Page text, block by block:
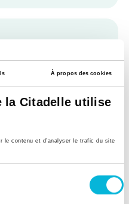
À propos des cookies
la Citadelle utilise
le contenu et d’analyser le trafic du site
vous au centre
La Chapelle
à 10h30, le samedi